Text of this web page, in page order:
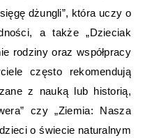
dżungli”, która uczy o
a także „Dzieciak
rodziny oraz współpracy
często rekomendują
z nauką lub historią,
czy „Ziemia: Nasza
o świecie naturalnym